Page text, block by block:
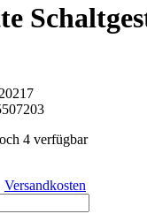
4 verfügbar
Versandkosten